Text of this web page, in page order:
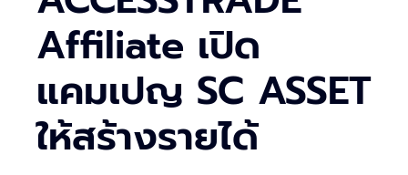
Affiliate เปิด
แคมเปญ SC ASSET
ให้สร้างรายได้